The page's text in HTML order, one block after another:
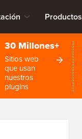
Productos
30 Millones+
Sitios web
que usan
nuestros
plugins